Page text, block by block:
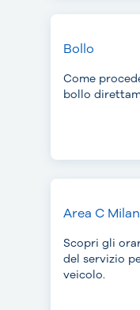
Bollo
Come
bollo
Area C
Scopri gli
del servizio
veicolo.